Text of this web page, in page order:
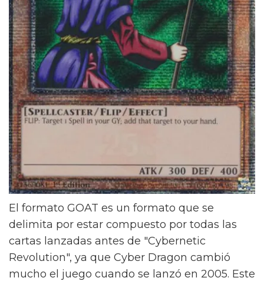
El formato GOAT es un formato que se
delimita por estar compuesto por todas las
cartas lanzadas antes de "Cybernetic
Revolution", ya que Cyber Dragon cambió
mucho el juego cuando se lanzó en 2005. Este